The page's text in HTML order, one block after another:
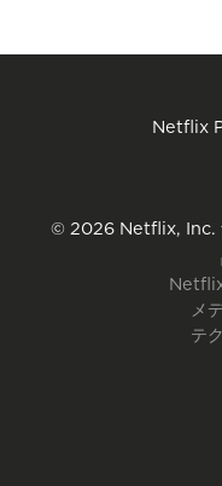
Netflix
© 2026Netflix, Inc.
メ
テ